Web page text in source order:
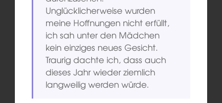
Unglücklicherweise wurden
meine Hoffnungen nicht erfüllt,
ich sah unter den Mädchen
kein einziges neues Gesicht.
Traurig dachte ich, dass auch
dieses Jahr wieder ziemlich
langweilig werden würde.